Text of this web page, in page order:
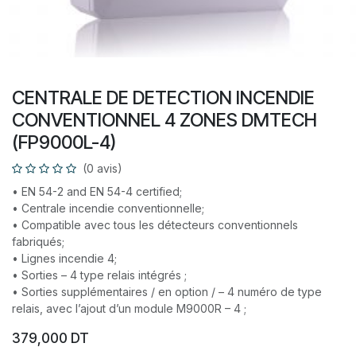
CENTRALE DE DETECTION INCENDIE
CONVENTIONNEL 4 ZONES DMTECH
(FP9000L-4)
(0 avis)
• EN 54-2 and EN 54-4 certified;
• Centrale incendie conventionnelle;
• Compatible avec tous les détecteurs conventionnels
fabriqués;
• Lignes incendie 4;
• Sorties – 4 type relais intégrés ;
• Sorties supplémentaires / en option / – 4 numéro de type
relais, avec l’ajout d’un module M9000R – 4 ;
379,000 DT